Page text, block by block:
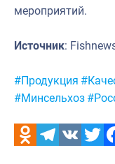
мероприятий.
Источник:
Метки:
#Продукция
#Минсельхоз